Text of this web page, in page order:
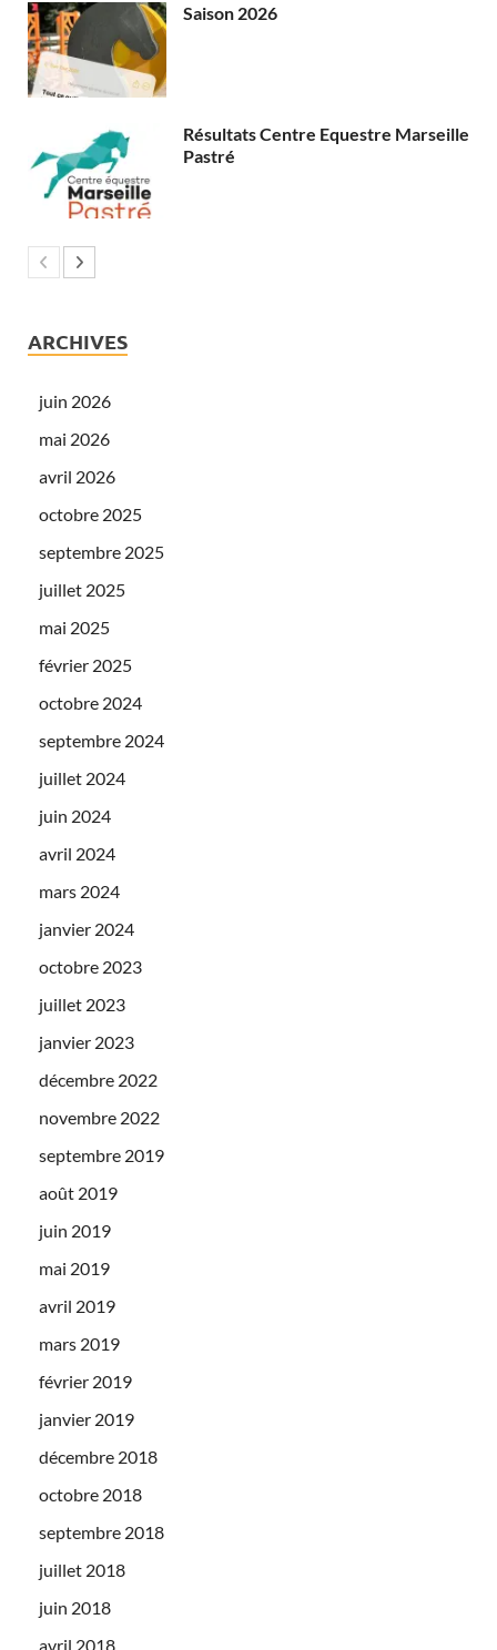
Saison 2026
Résultats Centre Equestre Marseille
Pastré
ARCHIVES
juin 2026
mai 2026
avril 2026
octobre 2025
septembre 2025
juillet 2025
mai 2025
février 2025
octobre 2024
septembre 2024
juillet 2024
juin 2024
avril 2024
mars 2024
janvier 2024
octobre 2023
juillet 2023
janvier 2023
décembre 2022
novembre 2022
septembre 2019
août 2019
juin 2019
mai 2019
avril 2019
mars 2019
février 2019
janvier 2019
décembre 2018
octobre 2018
septembre 2018
juillet 2018
juin 2018
avril 2018